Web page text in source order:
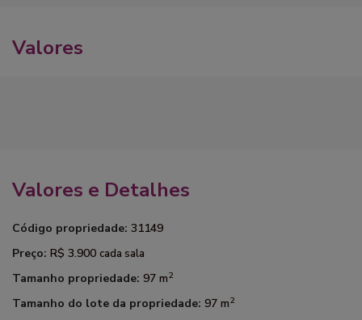
Valores
Valores e Detalhes
Código propriedade: 31149
Preço: R$ 3.900 cada sala
Tamanho propriedade: 97 m2
Tamanho do lote da propriedade: 97 m2